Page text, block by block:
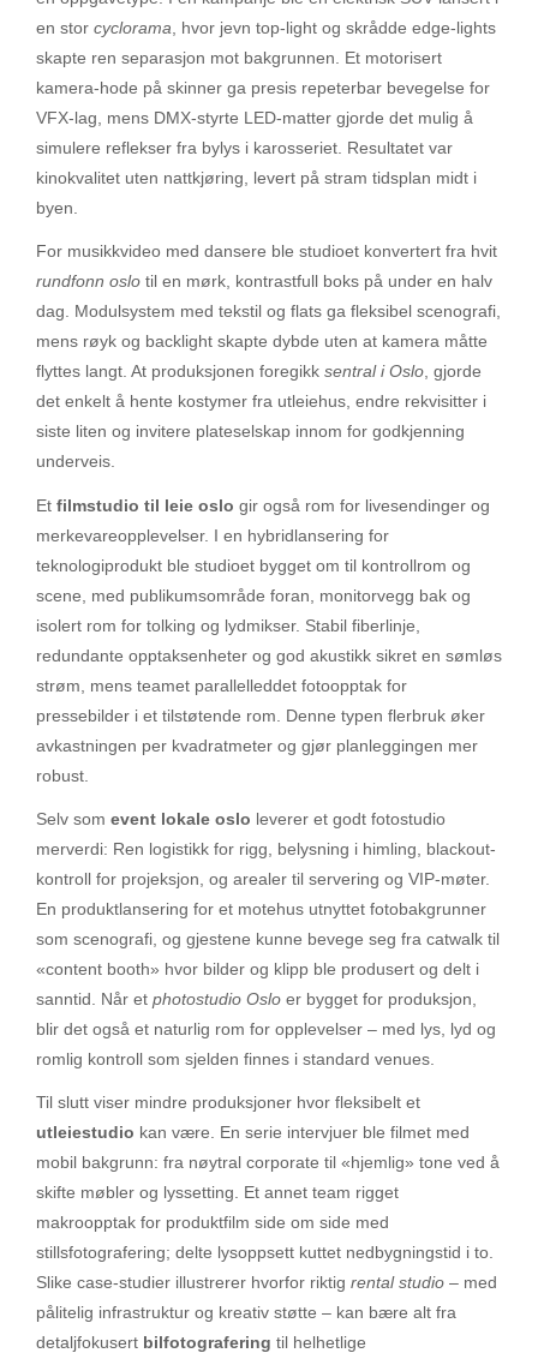
en stor cyclorama, hvor jevn top-light og skrådde edge-lights
skapte ren separasjon mot bakgrunnen. Et motorisert
kamera-hode på skinner ga presis repeterbar bevegelse for
VFX-lag, mens DMX-styrte LED-matter gjorde det mulig å
simulere reflekser fra bylys i karosseriet. Resultatet var
kinokvalitet uten nattkjøring, levert på stram tidsplan midt i
byen.
For musikkvideo med dansere ble studioet konvertert fra hvit
rundfonn oslo til en mørk, kontrastfull boks på under en halv
dag. Modulsystem med tekstil og flats ga fleksibel scenografi,
mens røyk og backlight skapte dybde uten at kamera måtte
flyttes langt. At produksjonen foregikk sentral i Oslo, gjorde
det enkelt å hente kostymer fra utleiehus, endre rekvisitter i
siste liten og invitere plateselskap innom for godkjenning
underveis.
Et filmstudio til leie oslo gir også rom for livesendinger og
merkevareopplevelser. I en hybridlansering for
teknologiprodukt ble studioet bygget om til kontrollrom og
scene, med publikumsområde foran, monitorvegg bak og
isolert rom for tolking og lydmikser. Stabil fiberlinje,
redundante opptaksenheter og god akustikk sikret en sømløs
strøm, mens teamet parallelleddet fotoopptak for
pressebilder i et tilstøtende rom. Denne typen flerbruk øker
avkastningen per kvadratmeter og gjør planleggingen mer
robust.
Selv som event lokale oslo leverer et godt fotostudio
merverdi: Ren logistikk for rigg, belysning i himling, blackout-
kontroll for projeksjon, og arealer til servering og VIP-møter.
En produktlansering for et motehus utnyttet fotobakgrunner
som scenografi, og gjestene kunne bevege seg fra catwalk til
«content booth» hvor bilder og klipp ble produsert og delt i
sanntid. Når et photostudio Oslo er bygget for produksjon,
blir det også et naturlig rom for opplevelser – med lys, lyd og
romlig kontroll som sjelden finnes i standard venues.
Til slutt viser mindre produksjoner hvor fleksibelt et
utleiestudio kan være. En serie intervjuer ble filmet med
mobil bakgrunn: fra nøytral corporate til «hjemlig» tone ved å
skifte møbler og lyssetting. Et annet team rigget
makroopptak for produktfilm side om side med
stillsfotografering; delte lysoppsett kuttet nedbygningstid i to.
Slike case-studier illustrerer hvorfor riktig rental studio – med
pålitelig infrastruktur og kreativ støtte – kan bære alt fra
detaljfokusert bilfotografering til helhetlige